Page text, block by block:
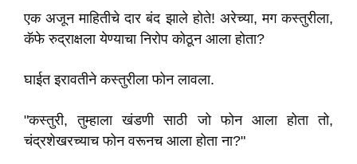
एक अजून माहितीचे दार बंद झाले होते! अरेच्या, मग कस्तुरीला,
कॅफे रुद्राक्षला येण्याचा निरोप कोठून आला होता?
घाईत इरावतीने कस्तुरीला फोन लावला.
"कस्तुरी, तुम्हाला खंडणी साठी जो फोन आला होता तो,
चंद्रशेखरच्याच फोन वरूनच आला होता ना?"